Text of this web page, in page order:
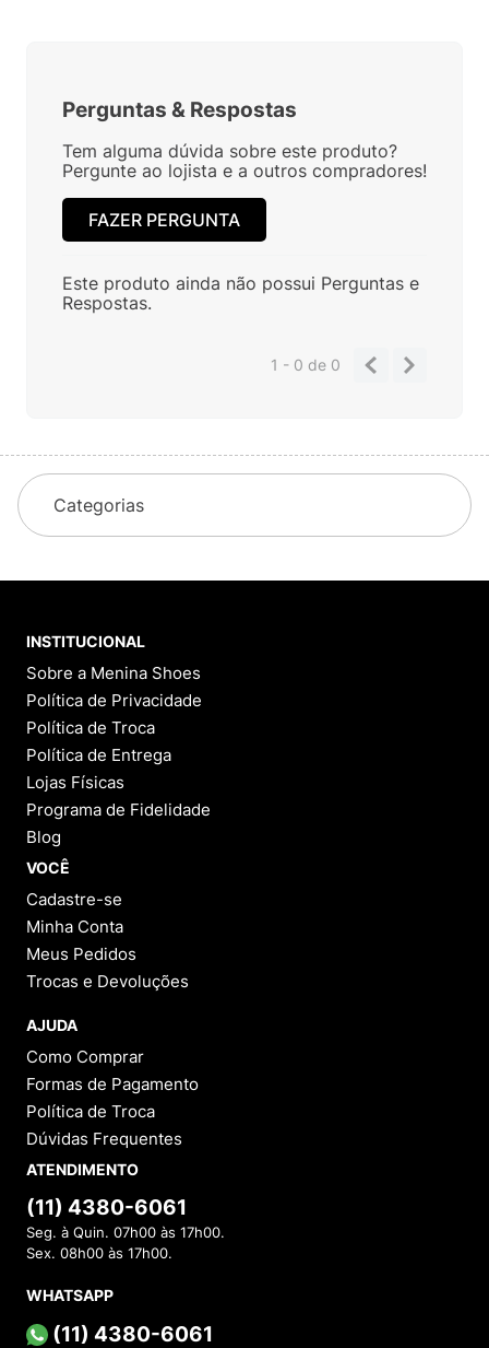
Perguntas & Respostas
Tem alguma dúvida sobre este produto?
Pergunte ao lojista e a outros compradores!
FAZER PERGUNTA
Este produto ainda não possui Perguntas e
Respostas.
1 - 0de 0
Categorias
INSTITUCIONAL
Sobre a Menina Shoes
Política de Privacidade
Política de Troca
Política de Entrega
Lojas Físicas
Programa de Fidelidade
Blog
VOCÊ
Cadastre-se
Minha Conta
Meus Pedidos
Trocas e Devoluções
AJUDA
Como Comprar
Formas de Pagamento
Política de Troca
Dúvidas Frequentes
ATENDIMENTO
(11) 4380-6061
Seg. à Quin. 07h00 às 17h00.
Sex. 08h00 às 17h00.
WHATSAPP
(11) 4380-6061